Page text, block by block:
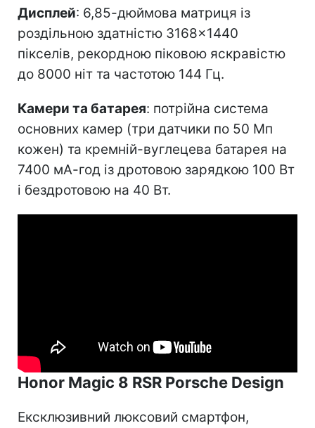
Дисплей: 6,85-дюймова матриця із
роздільною здатністю 3168×1440
пікселів, рекордною піковою яскравістю
до 8000 ніт та частотою 144 Гц.
Камери та батарея: потрійна система
основних камер (три датчики по 50 Мп
кожен) та кремній-вуглецева батарея на
7400 мА-год із дротовою зарядкою 100 Вт
і бездротовою на 40 Вт.
Honor Magic 8 RSR Porsche Design
Ексклюзивний люксовий смартфон,